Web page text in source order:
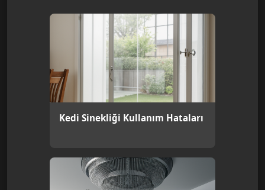
Kedi Sinekliği Kullanım Hataları